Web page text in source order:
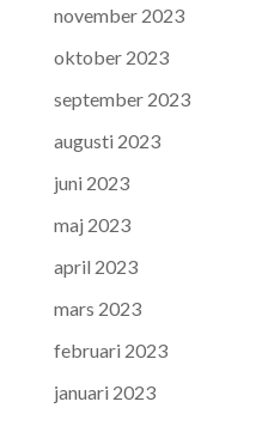
november 2023
oktober 2023
september 2023
augusti 2023
juni 2023
maj 2023
april 2023
mars 2023
februari 2023
januari 2023